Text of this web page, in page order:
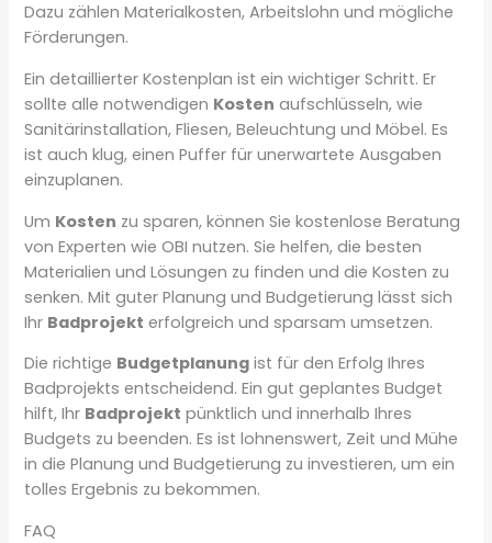
Dazu zählen Materialkosten, Arbeitslohn und mögliche
Förderungen.
Ein detaillierter Kostenplan ist ein wichtiger Schritt. Er
sollte alle notwendigen Kosten aufschlüsseln, wie
Sanitärinstallation, Fliesen, Beleuchtung und Möbel. Es
ist auch klug, einen Puffer für unerwartete Ausgaben
einzuplanen.
Um Kosten zu sparen, können Sie kostenlose Beratung
von Experten wie OBI nutzen. Sie helfen, die besten
Materialien und Lösungen zu finden und die Kosten zu
senken. Mit guter Planung und Budgetierung lässt sich
Ihr Badprojekt erfolgreich und sparsam umsetzen.
Die richtige Budgetplanung ist für den Erfolg Ihres
Badprojekts entscheidend. Ein gut geplantes Budget
hilft, Ihr Badprojekt pünktlich und innerhalb Ihres
Budgets zu beenden. Es ist lohnenswert, Zeit und Mühe
in die Planung und Budgetierung zu investieren, um ein
tolles Ergebnis zu bekommen.
FAQ